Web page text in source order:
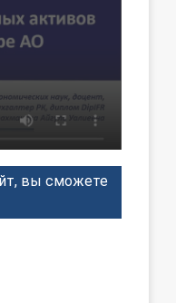
вы сможете